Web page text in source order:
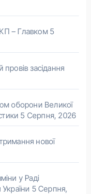
– Главком 5
засідання
оборони Великої
5 Серпня, 2026
нової
у Раді
5 Серпня,